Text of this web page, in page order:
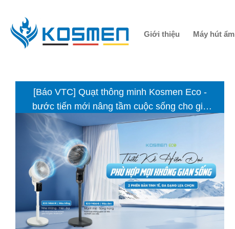
Giới thiệu Máy hút ẩm
[Báo VTC] Quạt thông minh Kosmen Eco -
bước tiến mới nâng tầm cuộc sống cho gia
đình Việt